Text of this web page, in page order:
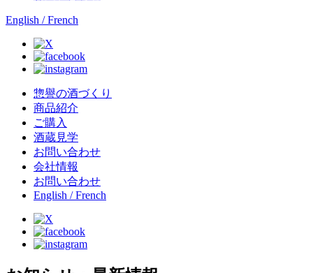
English / French
惣譽の酒づくり
商品紹介
ご購入
酒蔵見学
お問い合わせ
会社情報
お問い合わせ
English / French